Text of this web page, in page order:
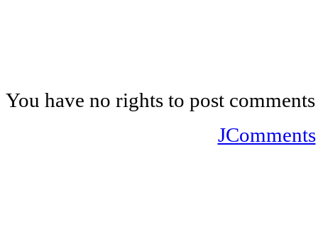
You have no rights to post comments
JComments